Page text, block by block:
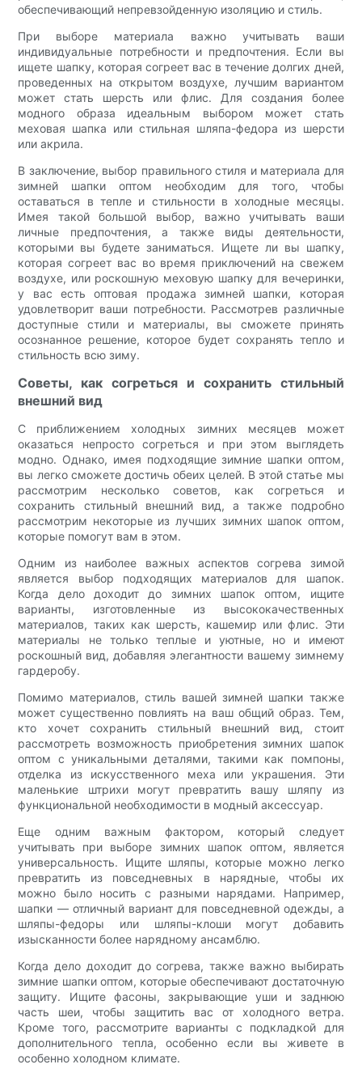
обеспечивающий непревзойденную изоляцию и стиль.
При выборе материала важно учитывать ваши
индивидуальные потребности и предпочтения. Если вы
ищете шапку, которая согреет вас в течение долгих дней,
проведенных на открытом воздухе, лучшим вариантом
может стать шерсть или флис. Для создания более
модного образа идеальным выбором может стать
меховая шапка или стильная шляпа-федора из шерсти
или акрила.
В заключение, выбор правильного стиля и материала для
зимней шапки оптом необходим для того, чтобы
оставаться в тепле и стильности в холодные месяцы.
Имея такой большой выбор, важно учитывать ваши
личные предпочтения, а также виды деятельности,
которыми вы будете заниматься. Ищете ли вы шапку,
которая согреет вас во время приключений на свежем
воздухе, или роскошную меховую шапку для вечеринки,
у вас есть оптовая продажа зимней шапки, которая
удовлетворит ваши потребности. Рассмотрев различные
доступные стили и материалы, вы сможете принять
осознанное решение, которое будет сохранять тепло и
стильность всю зиму.
Советы, как согреться и сохранить стильный
внешний вид
С приближением холодных зимних месяцев может
оказаться непросто согреться и при этом выглядеть
модно. Однако, имея подходящие зимние шапки оптом,
вы легко сможете достичь обеих целей. В этой статье мы
рассмотрим несколько советов, как согреться и
сохранить стильный внешний вид, а также подробно
рассмотрим некоторые из лучших зимних шапок оптом,
которые помогут вам в этом.
Одним из наиболее важных аспектов согрева зимой
является выбор подходящих материалов для шапок.
Когда дело доходит до зимних шапок оптом, ищите
варианты, изготовленные из высококачественных
материалов, таких как шерсть, кашемир или флис. Эти
материалы не только теплые и уютные, но и имеют
роскошный вид, добавляя элегантности вашему зимнему
гардеробу.
Помимо материалов, стиль вашей зимней шапки также
может существенно повлиять на ваш общий образ. Тем,
кто хочет сохранить стильный внешний вид, стоит
рассмотреть возможность приобретения зимних шапок
оптом с уникальными деталями, такими как помпоны,
отделка из искусственного меха или украшения. Эти
маленькие штрихи могут превратить вашу шляпу из
функциональной необходимости в модный аксессуар.
Еще одним важным фактором, который следует
учитывать при выборе зимних шапок оптом, является
универсальность. Ищите шляпы, которые можно легко
превратить из повседневных в нарядные, чтобы их
можно было носить с разными нарядами. Например,
шапки — отличный вариант для повседневной одежды, а
шляпы-федоры или шляпы-клоши могут добавить
изысканности более нарядному ансамблю.
Когда дело доходит до согрева, также важно выбирать
зимние шапки оптом, которые обеспечивают достаточную
защиту. Ищите фасоны, закрывающие уши и заднюю
часть шеи, чтобы защитить вас от холодного ветра.
Кроме того, рассмотрите варианты с подкладкой для
дополнительного тепла, особенно если вы живете в
особенно холодном климате.